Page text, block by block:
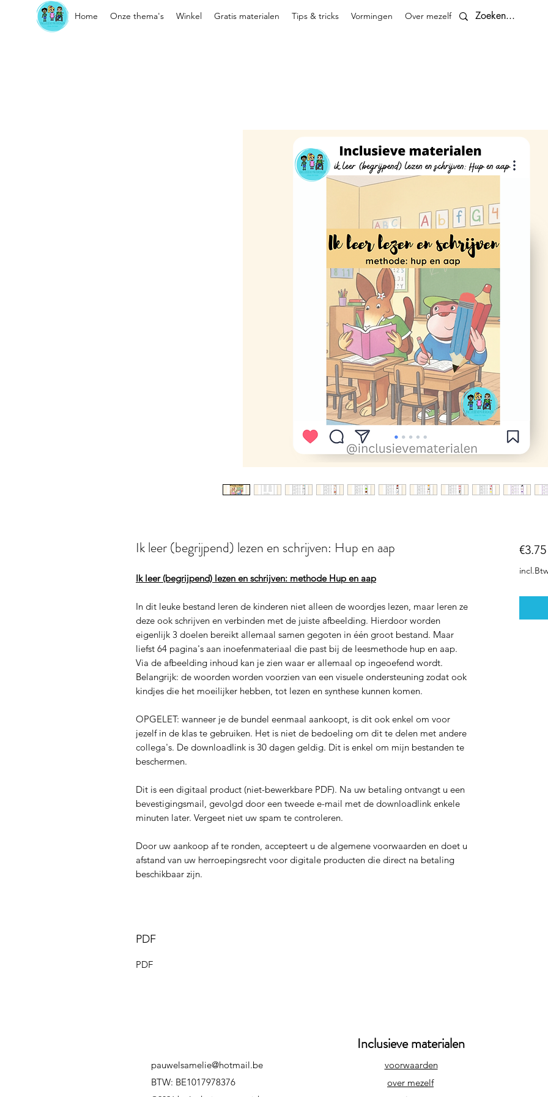
Home Onze thema's Winkel Gratis materialen Tips & tricks Vormingen Over mezelf Contact
Ik leer (begrijpend) lezen en schrijven: Hup en aap
Ik leer (begrijpend) lezen en schrijven: methode Hup en aap
In dit leuke bestand leren de kinderen niet alleen de woordjes lezen, maar leren ze
deze ook schrijven en verbinden met de juiste afbeelding. Hierdoor worden
eigenlijk 3 doelen bereikt allemaal samen gegoten in één groot bestand. Maar
liefst 64 pagina's aan inoefenmateriaal die past bij de leesmethode hup en aap.
Via de afbeelding inhoud kan je zien waar er allemaal op ingeoefend wordt.
Belangrijk: de woorden worden voorzien van een visuele ondersteuning zodat ook
kindjes die het moeilijker hebben, tot lezen en synthese kunnen komen.
OPGELET: wanneer je de bundel eenmaal aankoopt, is dit ook enkel om voor
jezelf in de klas te gebruiken. Het is niet de bedoeling om dit te delen met andere
collega's. De downloadlink is 30 dagen geldig. Dit is enkel om mijn bestanden te
beschermen.
Dit is een digitaal product (niet-bewerkbare PDF). Na uw betaling ontvangt u een
bevestigingsmail, gevolgd door een tweede e-mail met de downloadlink enkele
minuten later. Vergeet niet uw spam te controleren.
Door uw aankoop af te ronden, accepteert u de algemene voorwaarden en doet u
afstand van uw herroepingsrecht voor digitale producten die direct na betaling
beschikbaar zijn.
PDF
PDF
€3.75
Inclusieve materialen
pauwelsamelie@hotmail.be
BTW: BE1017978376
voorwaarden
over mezelf